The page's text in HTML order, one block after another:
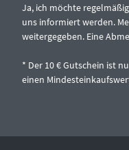
Ja, ich möchte
uns informiert werden.
weitergegeben. Eine
* Der 10 € Gutschein ist
einen